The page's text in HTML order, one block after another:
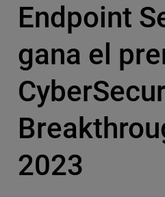
Endpoint
gana el
2023